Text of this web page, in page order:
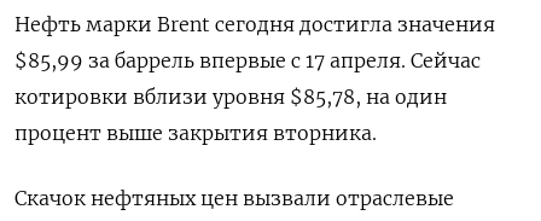
Нефть марки Brent сегодня достигла значения
$85,99 за баррель впервые с 17 апреля. Сейчас
котировки вблизи уровня $85,78, на один
процент выше закрытия вторника.
Скачок нефтяных цен вызвали отраслевые